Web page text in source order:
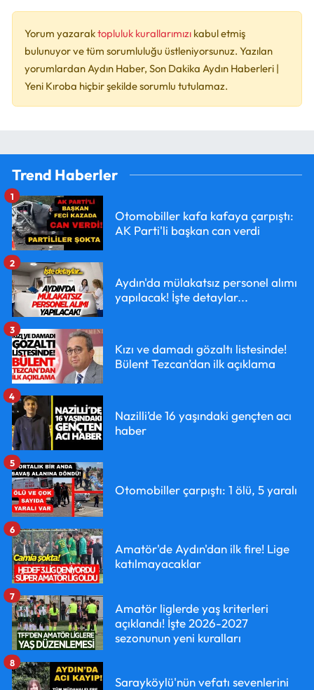
Yorum yazaraktopluluk kurallarımızı kabul etmiş
bulunuyor ve tüm sorumluluğu üstleniyorsunuz. Yazılan
yorumlardan Aydın Haber, Son Dakika Aydın Haberleri |
Yeni Kıroba hiçbir şekilde sorumlu tutulamaz.
Trend Haberler
Otomobiller kafa kafaya çarpıştı:
AK Parti'li başkan can verdi
1
Aydın'da mülakatsız personel alımı
yapılacak! İşte detaylar...
2
Kızı ve damadı gözaltı listesinde!
Bülent Tezcan’dan ilk açıklama
3
Nazilli’de 16 yaşındaki gençten acı
haber
4
Otomobiller çarpıştı: 1 ölü, 5 yaralı
5
Amatör'de Aydın'dan ilk fire! Lige
katılmayacaklar
6
Amatör liglerde yaş kriterleri
açıklandı! İşte 2026-2027
sezonunun yeni kuralları
7
Sarayköylü'nün vefatı sevenlerini
8